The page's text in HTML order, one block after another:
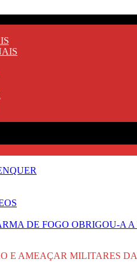
DE FOGO OBRIGOU-A A
E AMEAÇAR MILITARES